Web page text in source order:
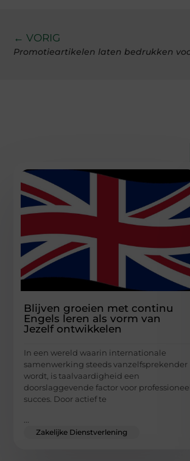
← VORIG
Promotieartikelen laten bedrukken
Blijven groeien met continu
Engels leren als vorm van
Jezelf ontwikkelen
In een wereld waarin internationale
samenwerking steeds vanzelfsprekender
wordt, is taalvaardigheid een
doorslaggevende factor voor professioneel
succes. Door actief te
Zakelijke Dienstverlening